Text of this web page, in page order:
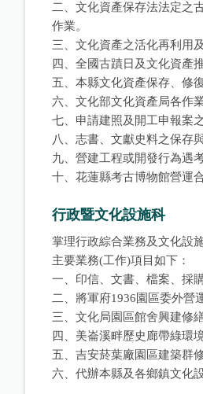
二、文化資產保存法法定之
作業。
三、文化資產之活化再利用
四、全國古蹟日及文化資產
五、本縣文化資產保存、修
六、文化部文化資產局各作
七、申請建照及開工申報案
八、志書、文獻史料之保存
九、營建工程或開發行為遇
十、花蓮縣考古博物館營運
行政暨文化設施科
掌理行政綜合業務及文化設
主要業務(工作)項目如下：
一、印信、文書、檔案、採
二、將軍府1936園區委外營
三、文化局園區館舍興建修
四、美崙溪畔歷史廊帶綠環
五、吉安菸葉廠園區建築群
六、代辦本縣及各鄉鎮文化